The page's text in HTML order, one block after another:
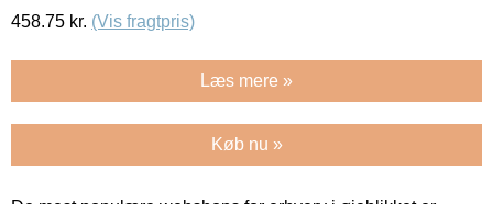
458.75 kr. (Vis fragtpris)
Læs mere »
Køb nu »